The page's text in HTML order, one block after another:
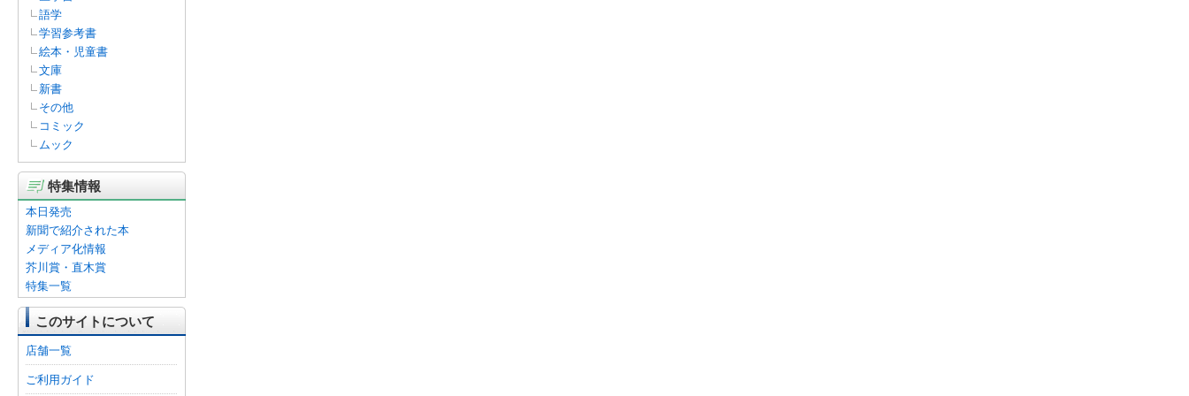
語学
学習参考書
絵本・児童書
文庫
新書
その他
コミック
ムック
特集情報
本日発売
新聞で紹介された本
メディア化情報
芥川賞・直木賞
特集一覧
このサイトについて
店舗一覧
ご利用ガイド